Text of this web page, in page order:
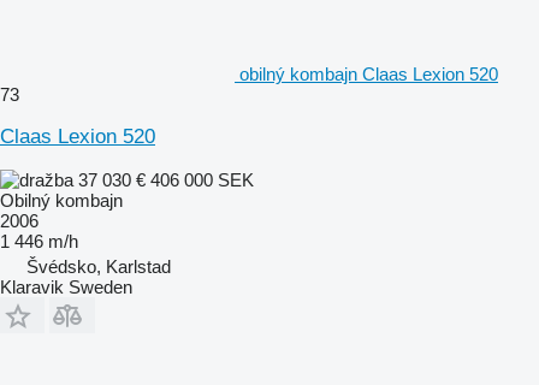
obilný kombajn Claas Lexion 520
73
Claas Lexion 520
37 030 € 406 000 SEK
Obilný kombajn
2006
1 446 m/h
Švédsko, Karlstad
Klaravik Sweden